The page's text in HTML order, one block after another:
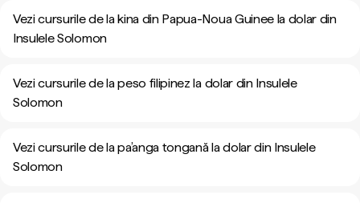
Vezi cursurile de la kina din Papua-Noua Guinee la dolar din
Insulele Solomon
Vezi cursurile de la peso filipinez la dolar din Insulele
Solomon
Vezi cursurile de la pa’anga tongană la dolar din Insulele
Solomon